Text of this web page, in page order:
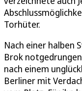
Torhüter.
Nach einer halben
Brok
nach einem
Berliner mit